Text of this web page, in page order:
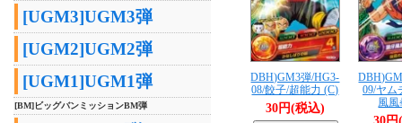
[UGM3]UGM3弾
[UGM2]UGM2弾
[UGM1]UGM1弾
[BM]ビッグバンミッションBM弾
DBH)GM3弾/HG3-
08/餃子/超能力 (C)
30円(税込)
09/ヤム
風風